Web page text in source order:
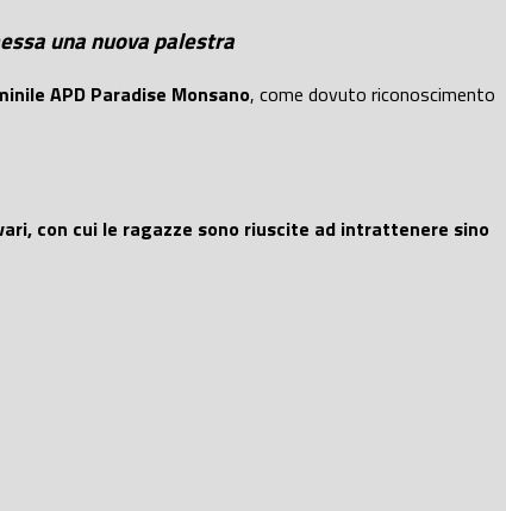
una nuova palestra
APD Paradise Monsano, come dovuto riconoscimento
con cui le ragazze sono riuscite ad intrattenere sino